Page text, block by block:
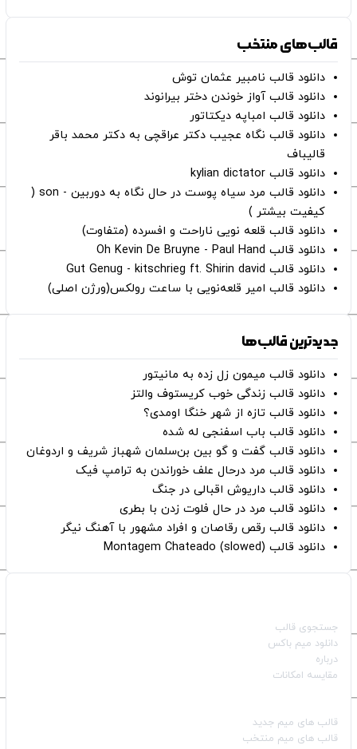
قالب‌های منتخب
دانلود قالب نامبیر عثمان ‌توش
دانلود قالب آواز خوندن دختر بیرانوند
دانلود قالب امباپه دیکتاتور
دانلود قالب نگاه عجیب دکتر عراقچی به دکتر محمد باقر
قالیباف
دانلود قالب kylian dictator
دانلود قالب مرد سیاه پوست در حال نگاه به دوربین - son (
کیفیت بیشتر )
دانلود قالب قلعه نویی ناراحت و افسرده (متفاوت)
دانلود قالب Oh Kevin De Bruyne - Paul Hand
دانلود قالب Gut Genug - kitschrieg ft. Shirin david
دانلود قالب امیر قلعه‌نویی با ساعت رولکس(ورژن اصلی)
جدیدترین قالب‌ها
دانلود قالب میمون زل زده به مانیتور
دانلود قالب زندگی خوب کریستوف والتز
دانلود قالب تازه از شهر خنگا اومدی؟
دانلود قالب باب اسفنجی له شده
دانلود قالب گفت و گو بین بن‌سلمان شهباز شریف و اردوغان
دانلود قالب مرد درحال علف خوراندن به ترامپ فیک
دانلود قالب داریوش اقبالی در جنگ
دانلود قالب مرد در حال فلوت زدن با بطری
دانلود قالب رقص رقاصان و افراد مشهور با آهنگ نیگر
دانلود قالب Montagem Chateado (slowed)
جستجوی قالب
دانلود میم باکس
درباره
مقایسه امکانات
قالب‌ های میم جدید
قالب‌ های میم منتخب